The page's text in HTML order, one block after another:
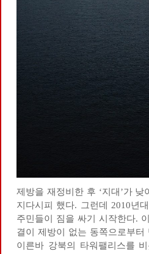
제방을 재정비한 후 ‘지대’가
지다시피 했다. 그런데 2010년
주민들이 짐을 싸기 시작한다.
결이 제방이 없는 동쪽으로부터
이른바 강북의 타워팰리스를